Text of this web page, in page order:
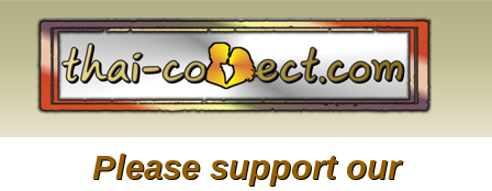
Please support our